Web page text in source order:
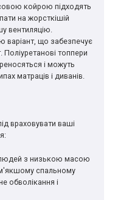
койрою підходять
на жорсткішій
вентиляцію.
варіант, що забезпечує
топпери
і можуть
матраців і диванів.
враховувати ваші
людей з низькою масою
м'якшому спальному
обволікання і